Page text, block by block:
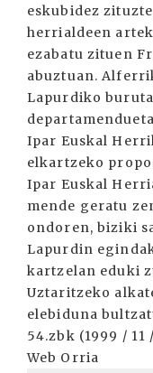
eskubidez
herrialdeen
ezabatu zituen
abuztuan.
Lapurdiko
Ipar Euskal
elkartzeko
Ipar Euskal
mende geratu
ondoren, biziki
Lapurdin
kartzelan eduki
Uztaritzeko
elebiduna
54.zbk (1999 /
Web Orria